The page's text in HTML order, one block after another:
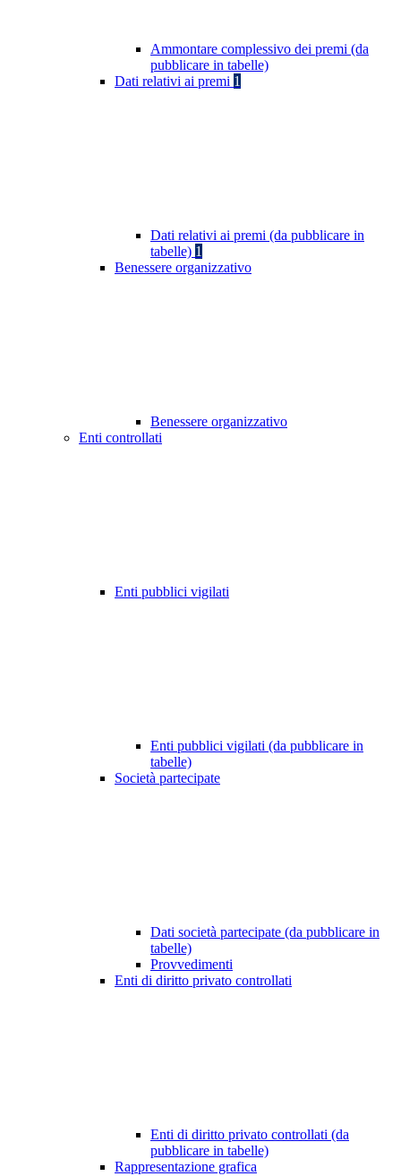
Ammontare complessivo dei premi (da
pubblicare in tabelle)
Dati relativi ai premi 1
Dati relativi ai premi (da pubblicare in
tabelle) 1
Benessere organizzativo
Benessere organizzativo
Enti controllati
Enti pubblici vigilati
Enti pubblici vigilati (da pubblicare in
tabelle)
Società partecipate
Dati società partecipate (da pubblicare in
tabelle)
Provvedimenti
Enti di diritto privato controllati
Enti di diritto privato controllati (da
pubblicare in tabelle)
Rappresentazione grafica